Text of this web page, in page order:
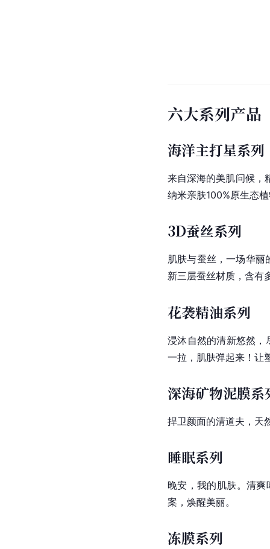
六大系列产品
海洋主打星系列
来自深海的美肌问候，
纳米亲肤100%原生态
3D蚕丝系列
肌肤与蚕丝，一场华
新三层蚕丝材质，含有
花袭精油系列
浸沐自然的清新悠然，
一拉，肌肤弹起来！让
深海矿物泥膜系
捍卫颜面的清道夫 ，
睡眠系列
晚安，我的肌肤。清爽
案，焕醒美丽。
冻膜系列